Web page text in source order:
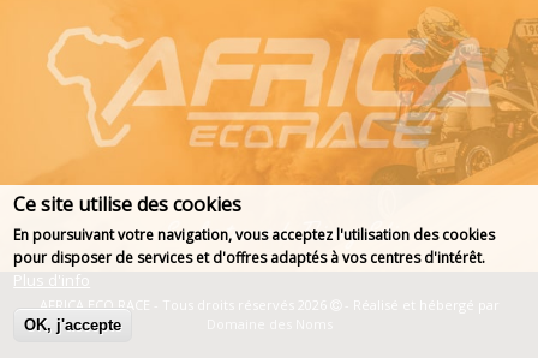
AFRICA ECO RACE - Tous droits réservés 2026
- Réalisé et hébergé par
Ce site utilise des cookies
En poursuivant votre navigation, vous acceptez l'utilisation des cookies
pour disposer de services et d'offres adaptés à vos centres d'intérêt.
Plus d'info
OK, j'accepte